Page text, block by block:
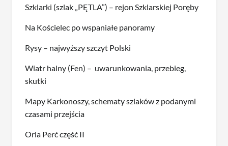
Szklarki (szlak „PĘTLA”) – rejon Szklarskiej Poręby
Na Kościelec po wspaniałe panoramy
Rysy – najwyższy szczyt Polski
Wiatr halny (Fen) – uwarunkowania, przebieg,
skutki
Mapy Karkonoszy, schematy szlaków z podanymi
czasami przejścia
Orla Perć część II